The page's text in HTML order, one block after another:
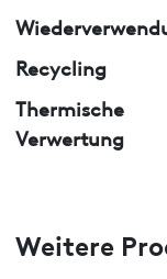
Recycling
Thermische
Verwertung
Weitere